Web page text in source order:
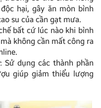
hại, gây ăn mòn bình
su của cần gạt mưa.
bất cứ lúc nào khi bình
không cần mất công ra
: Sử dụng các thành phần
giúp giảm thiểu lượng